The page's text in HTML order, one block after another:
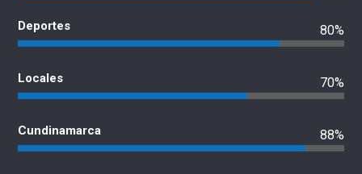
Deportes 80%
Locales 70%
Cundinamarca 88%